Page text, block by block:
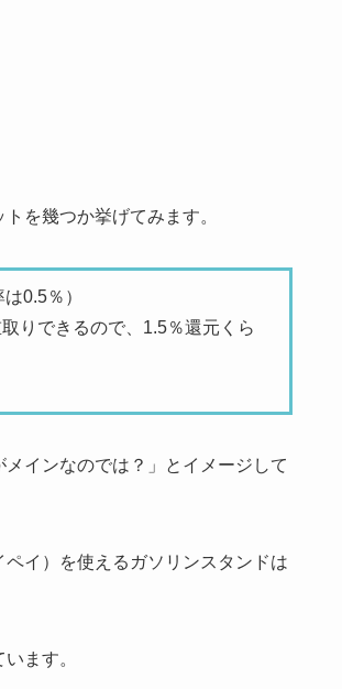
を幾つか挙げてみます。
0.5％）
りできるので、1.5％還元くら
インなのでは？」とイメージして
イ）を使えるガソリンスタンドは
ます。